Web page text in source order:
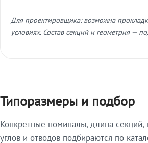
Для проектировщика: возможна
условиях. Состав секций и геометрия —
Типоразмеры и подбор
Конкретные номиналы, длина секций,
углов и отводов подбираются по